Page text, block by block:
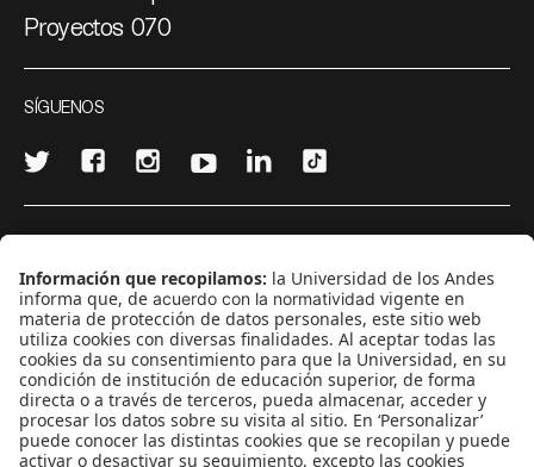
Proyectos 070
SÍGUENOS
CONTÁCTANOS
cerosetenta@uniandes.edu.co
BOGOTÁ, COLOMBIA